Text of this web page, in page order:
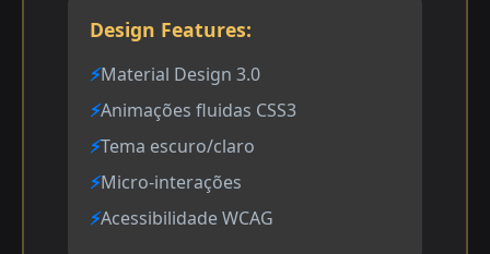
Design Features:
Material Design 3.0
Animações fluidas CSS3
Tema escuro/claro
Micro-interações
Acessibilidade WCAG